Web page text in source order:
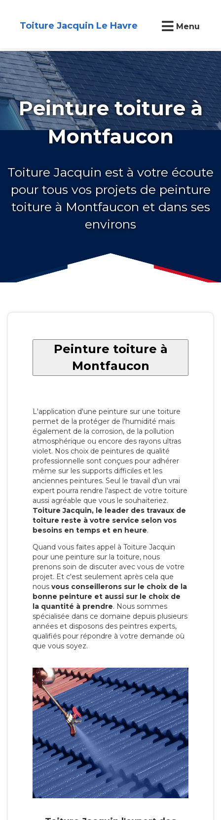
Toiture Jacquin Le Havre Menu
Peinture toiture à
Montfaucon
Toiture Jacquin est à votre écoute
pour tous vos projets de peinture
toiture à Montfaucon et dans ses
environs
Peinture toiture à
Montfaucon
L'application d'une peinture sur une toiture
permet de la protéger de l'humidité mais
également de la corrosion, de la pollution
atmosphérique ou encore des rayons ultras
violet. Nos choix de peintures de qualité
professionnelle sont conçues pour adhérer
même sur les supports difficiles et les
anciennes peintures. Seul le travail d'un vrai
expert pourra rendre l'aspect de votre toiture
aussi agréable que vous le souhaiteriez.
Toiture Jacquin, le leader des travaux de
toiture reste à votre service selon vos
besoins en temps et en heure.
Quand vous faites appel à Toiture Jacquin
pour une peinture sur la toiture, nous
prenons soin de discuter avec vous de votre
projet. Et c'est seulement après cela que
nous vous conseillerons sur le choix de la
bonne peinture et aussi sur le choix de
la quantité à prendre. Nous sommes
spécialisée dans ce domaine depuis plusieurs
années et disposons des peintres experts,
qualifiés pour répondre à votre demande où
que vous soyez.